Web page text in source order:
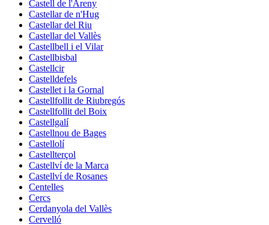
Castell de l'Areny
Castellar de n'Hug
Castellar del Riu
Castellar del Vallès
Castellbell i el Vilar
Castellbisbal
Castellcir
Castelldefels
Castellet i la Gornal
Castellfollit de Riubregós
Castellfollit del Boix
Castellgalí
Castellnou de Bages
Castellolí
Castellterçol
Castellví de la Marca
Castellví de Rosanes
Centelles
Cercs
Cerdanyola del Vallès
Cervelló